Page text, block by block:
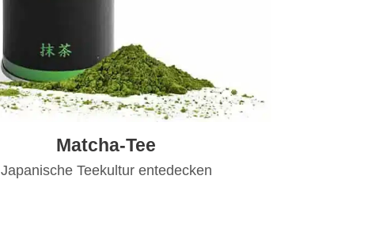
Matcha-Tee
Japanische Teekultur entedecken